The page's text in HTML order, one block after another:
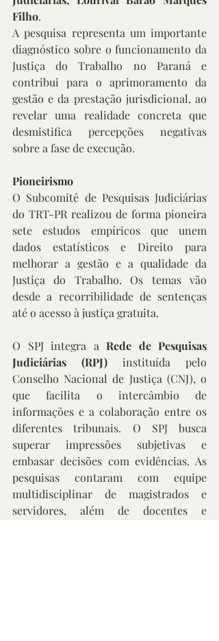
Filho.
A pesquisa representa um importante
diagnóstico sobre o funcionamento da
Justiça do Trabalho no Paraná e
contribui para o aprimoramento da
gestão e da prestação jurisdicional, ao
revelar uma realidade concreta que
desmistifica percepções negativas
sobre a fase de execução.
Pioneirismo
O Subcomitê de Pesquisas Judiciárias
do TRT-PR realizou de forma pioneira
sete estudos empíricos que unem
dados estatísticos e Direito para
melhorar a gestão e a qualidade da
Justiça do Trabalho. Os temas vão
desde a recorribilidade de sentenças
até o acesso à justiça gratuita.
O SPJ integra a Rede de Pesquisas
Judiciárias (RPJ) instituída pelo
Conselho Nacional de Justiça (CNJ), o
que facilita o intercâmbio de
informações e a colaboração entre os
diferentes tribunais. O SPJ busca
superar impressões subjetivas e
embasar decisões com evidências. As
pesquisas contaram com equipe
multidisciplinar de magistrados e
servidores, além de docentes e